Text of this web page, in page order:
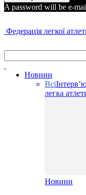
A password will be e-
Федерація легкої
Новини
Всі
легка
Новини